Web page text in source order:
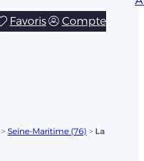
Favoris Compte
> Seine-Maritime (76) > La